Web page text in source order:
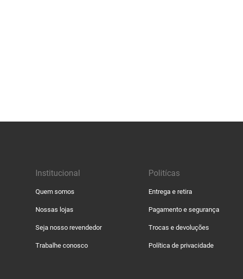
Institucional
Quem somos
Nossas lojas
Seja nosso revendedor
Trabalhe conosco
Politícas
Entrega e retira
Pagamento e segurança
Trocas e devoluções
Política de privacidade